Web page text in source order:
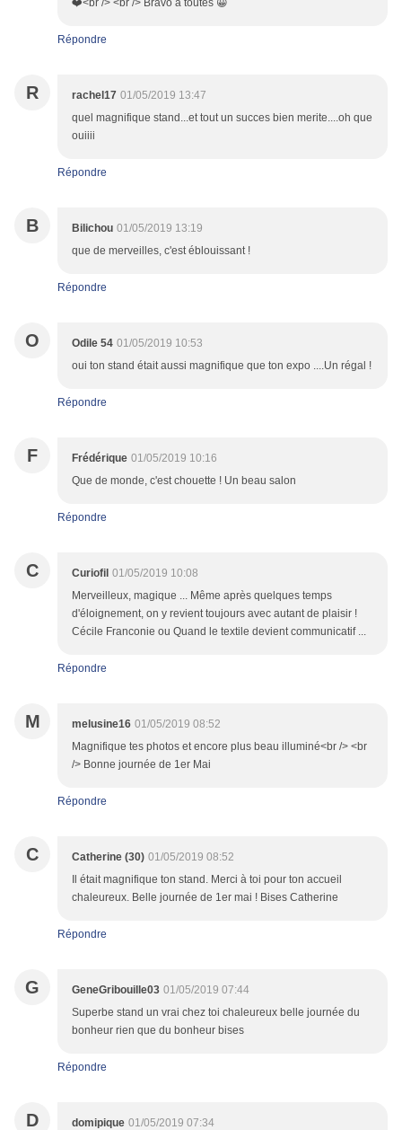
❤️<br /> <br /> Bravo à toutes 😀
Répondre
R rachel17 01/05/2019 13:47
quel magnifique stand...et tout un succes bien merite....oh que
ouiiii
Répondre
B Bilichou 01/05/2019 13:19
que de merveilles, c'est éblouissant !
Répondre
O Odile 54 01/05/2019 10:53
oui ton stand était aussi magnifique que ton expo ....Un régal !
Répondre
F Frédérique 01/05/2019 10:16
Que de monde, c'est chouette ! Un beau salon
Répondre
C Curiofil 01/05/2019 10:08
Merveilleux, magique ... Même après quelques temps
d'éloignement, on y revient toujours avec autant de plaisir !
Cécile Franconie ou Quand le textile devient communicatif ...
Répondre
M melusine16 01/05/2019 08:52
Magnifique tes photos et encore plus beau illuminé<br /> <br
/> Bonne journée de 1er Mai
Répondre
C Catherine (30) 01/05/2019 08:52
Il était magnifique ton stand. Merci à toi pour ton accueil
chaleureux. Belle journée de 1er mai ! Bises Catherine
Répondre
G GeneGribouille03 01/05/2019 07:44
Superbe stand un vrai chez toi chaleureux belle journée du
bonheur rien que du bonheur bises
Répondre
D domipique 01/05/2019 07:34